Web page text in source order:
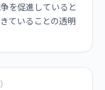
を促進していると
ていることの透明